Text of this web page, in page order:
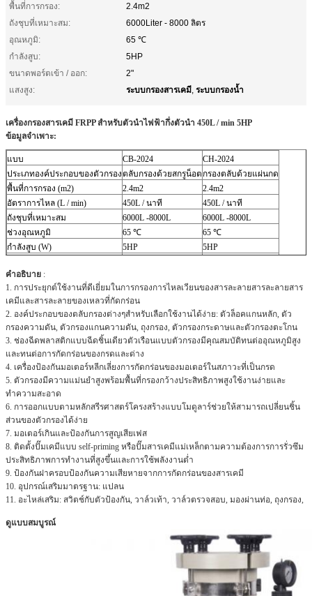
พื้นที่การกรอง:
2.4m2
ถังชุบที่เหมาะสม:
6000Liter - 8000 ลิตร
อุณหภูมิ:
65 ℃
กำลังสูบ:
5HP
ขนาดพอร์ตเข้า / ออก:
2"
แสงสูง:
ระบบกรองสารเคมี, ระบบกรองน้ำ
เครื่องกรองสารเคมี FRPP สำหรับตัวนำไฟฟ้ากึ่งตัวนำ 450L / min 5HP
ข้อมูลจำเพาะ:
แบบ CB-2024
CH-2024
ประเภทองค์ประกอบของตัวกรองตลับกรองด้วยสกรูน็อต กรองตลับด้วยแผ่นกด
พื้นที่การกรอง (m2)
2.4m2
2.4m2
อัตราการไหล (L / min)
450L / นาที
450L / นาที
ถังชุบที่เหมาะสม
6000L -8000L
6000L -8000L
ช่วงอุณหภูมิ
65 ℃
65 ℃
กำลังสูบ (W)
5HP
5HP
คำอธิบาย :
1. การประยุกต์ใช้งานที่ดีเยี่ยมในการกรองการไหลเวียนของสารละลายสารละลายสาร
เคมีและสารละลายของเหลวที่กัดกร่อน
2. องค์ประกอบของตลับกรองต่างๆสำหรับเลือกใช้งานได้ง่าย: ตัวล็อคแกนหลัก, ตัว
กรองความดัน, ตัวกรองแกนความดัน, ถุงกรอง, ตัวกรองกระดาษและตัวกรองตะโกน
3. ช่องฉีดพลาสติกแบบฉีดชิ้นเดียวตัวเรือนแบบตัวกรองมีคุณสมบัติทนต่ออุณหภูมิสูง
และทนต่อการกัดกร่อนของกรดและด่าง
4. เครื่องป้องกันมอเตอร์หลีกเลี่ยงการกัดกร่อนของมอเตอร์ในสภาวะที่เป็นกรด
5. ตัวกรองมีความแม่นยำสูงพร้อมพื้นที่กรองกว้างประสิทธิภาพสูงใช้งานง่ายและ
ทำความสะอาด
6. การออกแบบตามหลักสรีรศาสตร์โครงสร้างแบบโมดูลาร์ช่วยให้สามารถเปลี่ยนชิ้น
ส่วนของตัวกรองได้ง่าย
7. มอเตอร์เกินและป้องกันการสูญเสียเฟส
8. ติดตั้งปั๊มเคมีแบบ self-priming หรือปั๊มสารเคมีแม่เหล็กตามความต้องการการรั่วซึม
ประสิทธิภาพการทำงานที่สูงขึ้นและการใช้พลังงานต่ำ
9. ป้องกันฝาครอบป้องกันความเสียหายจากการกัดกร่อนของสารเคมี
10. อุปกรณ์เสริมมาตรฐาน: แปลน
11. อะไหล่เสริม: สวิตช์กับตัวป้องกัน, วาล์วเท้า, วาล์วตรวจสอบ, มองผ่านท่อ, ถุงกรอง,
ดูแบบสมบูรณ์